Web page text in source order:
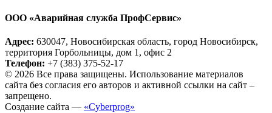
ООО «Аварийная служба ПрофСервис»
Адрес: 630047, Новосибирская область, город Новосибирск,
территория Горбольницы, дом 1, офис 2
Телефон: +7 (383) 375-52-17
© 2026 Все права защищены. Использование материалов
сайта без согласия его авторов и активной ссылки на сайт –
запрещено.
Создание сайта — «Cyberprog»